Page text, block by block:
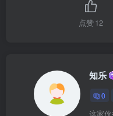
点赞12
知乐
0
这家伙